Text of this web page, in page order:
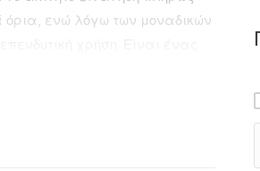
ενώ λόγω των μοναδικών
ιδιωτικής κατοικίας
30022. Valakos Real Estate &